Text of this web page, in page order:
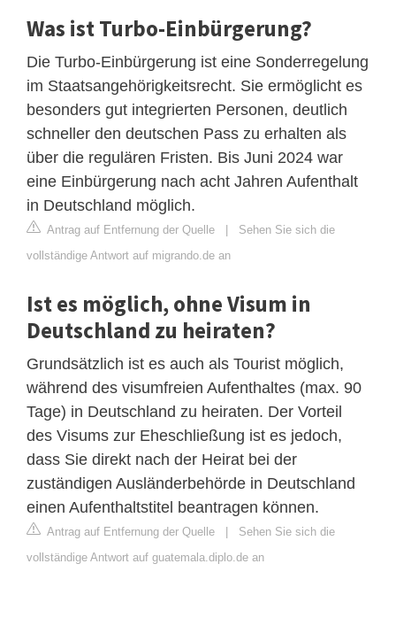
Was ist Turbo-Einbürgerung?
Die Turbo-Einbürgerung ist eine Sonderregelung
im Staatsangehörigkeitsrecht. Sie ermöglicht es
besonders gut integrierten Personen, deutlich
schneller den deutschen Pass zu erhalten als
über die regulären Fristen. Bis Juni 2024 war
eine Einbürgerung nach acht Jahren Aufenthalt
in Deutschland möglich.
Antrag auf Entfernung der Quelle | Sehen Sie sich die
vollständige Antwort auf migrando.de an
Ist es möglich, ohne Visum in
Deutschland zu heiraten?
Grundsätzlich ist es auch als Tourist möglich,
während des visumfreien Aufenthaltes (max. 90
Tage) in Deutschland zu heiraten. Der Vorteil
des Visums zur Eheschließung ist es jedoch,
dass Sie direkt nach der Heirat bei der
zuständigen Ausländerbehörde in Deutschland
einen Aufenthaltstitel beantragen können.
Antrag auf Entfernung der Quelle | Sehen Sie sich die
vollständige Antwort auf guatemala.diplo.de an